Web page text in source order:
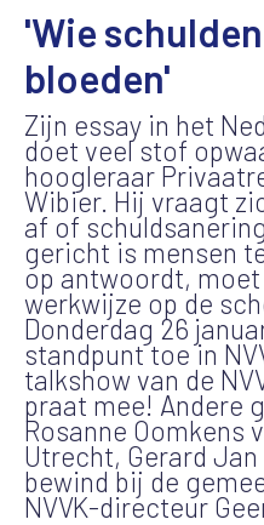
'Wie
bloeden'
Zijn essay in het
doet veel stof
hoogleraar
Wibier. Hij vraagt
af of
gericht is mensen
op antwoordt,
werkwijze op de
Donderdag 26
standpunt toe in
talkshow van de
praat mee! Andere
Rosanne Oomkens
Utrecht, Gerard
bewind bij de
NVVK-directeur